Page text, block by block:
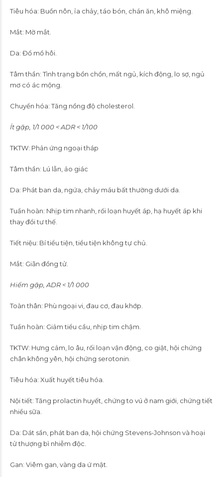
Tiêu hóa: Buồn nôn, ỉa chảy, táo bón, chán ăn, khô miệng.
Mắt: Mờ mắt.
Da: Đổ mồ hôi.
Tâm thần: Tình trạng bồn chồn, mất ngủ, kích động, lo sợ, ngủ
mơ có ác mộng.
Chuyển hóa: Tăng nồng độ cholesterol.
Ít gặp, 1/1 000 < ADR < 1/100
TKTW: Phản ứng ngoại tháp
Tâm thần: Lú lẫn, ảo giác
Da: Phát ban da, ngứa, chảy máu bất thường dưới da.
Tuần hoàn: Nhịp tim nhanh, rối loạn huyết áp, hạ huyết áp khi
thay đổi tư thế.
Tiết niệu: Bí tiểu tiện, tiểu tiện không tự chủ.
Mắt: Giãn đồng tử.
Hiếm gặp, ADR < 1/1 000
Toàn thân: Phù ngoại vi, đau cơ, đau khớp.
Tuần hoàn: Giảm tiểu cầu, nhịp tim chậm.
TKTW: Hưng cảm, lo âu, rối loạn vận động, co giật, hội chứng
chân không yên, hội chứng serotonin.
Tiêu hóa: Xuất huyết tiêu hóa.
Nội tiết: Tăng prolactin huyết, chứng to vú ở nam giới, chứng tiết
nhiều sữa.
Da: Dát sần, phát ban da, hội chứng Stevens-Johnson và hoại
tử thượng bì nhiễm độc.
Gan: Viêm gan, vàng da ứ mật.